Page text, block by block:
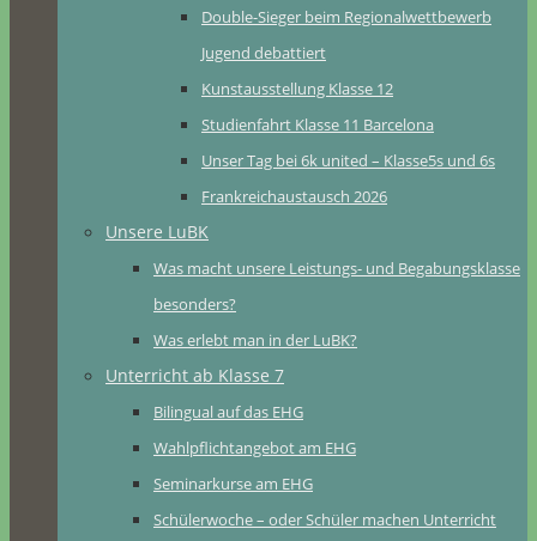
Double-Sieger beim Regionalwettbewerb
Jugend debattiert
Kunstausstellung Klasse 12
Studienfahrt Klasse 11 Barcelona
Unser Tag bei 6k united – Klasse5s und 6s
Frankreichaustausch 2026
Unsere LuBK
Was macht unsere Leistungs- und Begabungsklasse
besonders?
Was erlebt man in der LuBK?
Unterricht ab Klasse 7
Bilingual auf das EHG
Wahlpflichtangebot am EHG
Seminarkurse am EHG
Schülerwoche – oder Schüler machen Unterricht